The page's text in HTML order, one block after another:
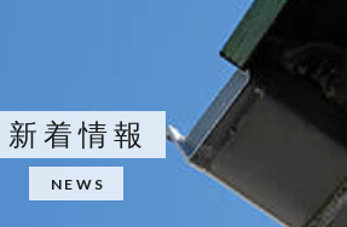
新着情報
NEWS